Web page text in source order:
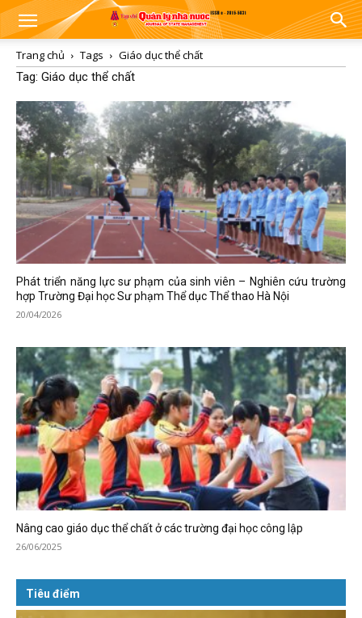
Trang chủ Tags
Giáo dục thể chất
Tag: Giáo dục thể chất
Phát triển năng lực sư phạm của sinh viên – Nghiên cứu trường
hợp Trường Đại học Sư phạm Thể dục Thể thao Hà Nội
20/04/2026
Nâng cao giáo dục thể chất ở các trường đại học công lập
26/06/2025
Tiêu điểm